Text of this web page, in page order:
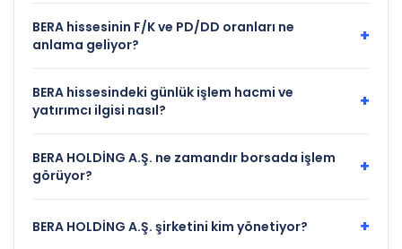
BERA hissesinin F/K ve PD/DD oranları ne
anlama geliyor?
+
BERA hissesindeki günlük işlem hacmi ve
yatırımcı ilgisi nasıl?
+
BERA HOLDİNG A.Ş. ne zamandır borsada işlem
görüyor?
+
BERA HOLDİNG A.Ş. şirketini kim yönetiyor? +